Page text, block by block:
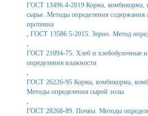
ГОСТ 13496.4-2019 Корма, комбикорма,
сырье. Методы определения содержания
протеина
ГОСТ 13586.5-2015. Зерно. Метод
ГОСТ 21094-75. Хлеб и хлебобулочные
определения влажности
ГОСТ 26226-95 Корма, комбикорма,
Методы определения сырой золы
ГОСТ 28268-89. Почвы. Методы